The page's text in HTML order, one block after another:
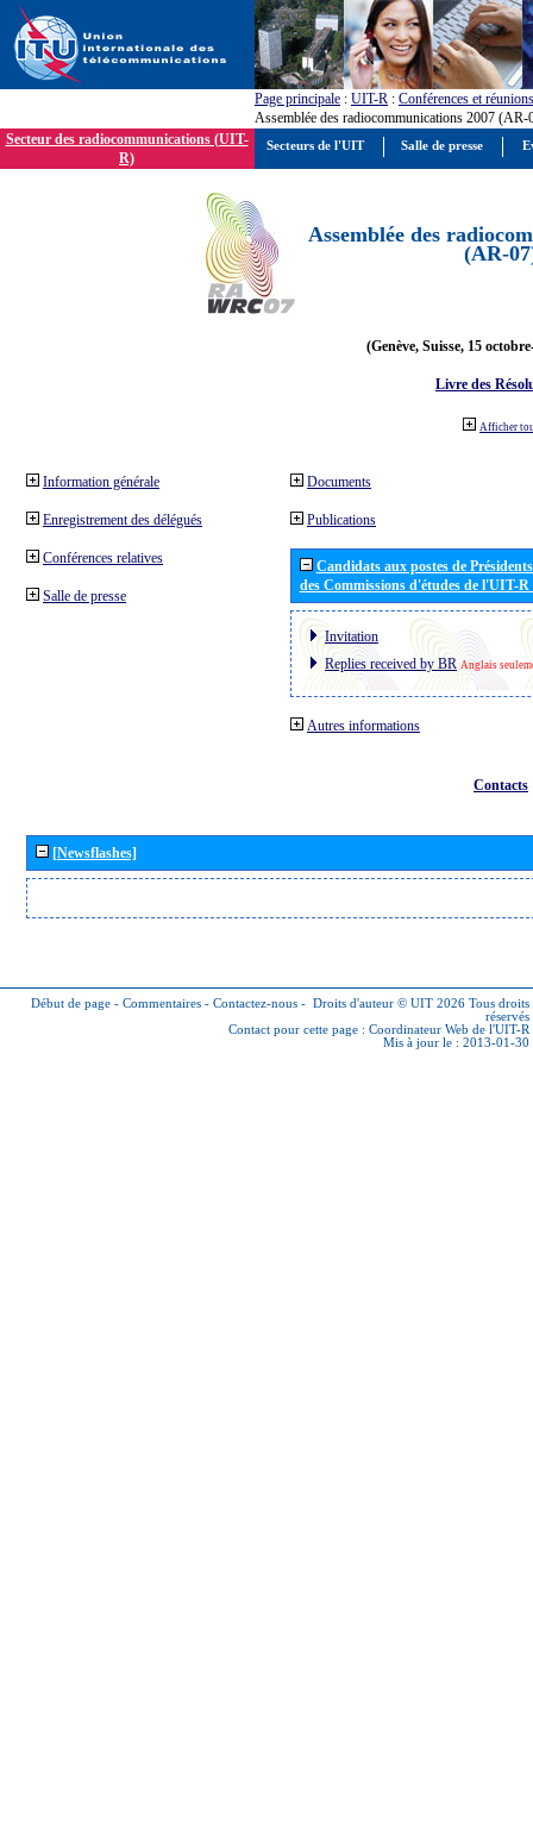
Page principale : UIT-R : Conférences et réunions
Assemblée des radiocommunications 2007 (AR-
Secteur des radiocommunications (UIT-
R)
Assemblée des
(AR-
(Genève, Suisse, 15
Livre des
Afficher
Information générale
Enregistrement des délégués
Conférences relatives
Salle de presse
Documents
Publications
Candidats aux postes de
des Commissions d'études de l'UIT-
Invitation
Replies received by BR Anglais
Autres informations
Contacts
[Newsflashes]
Début de page - Commentaires - Contactez-nous - Droits d'auteur © UIT 2026 Tous droits
réservés
Contact pour cette page : Coordinateur Web de l'UIT-R
Mis à jour le : 2013-01-30
Secteurs de l'UIT Salle de presse